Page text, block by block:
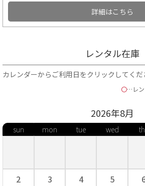
■袖丈…袖の上端から下端までの長さ。
■袴丈…袴の前側の紐下からの長さ。
ご自身の袴丈を知る方法
詳細はこちら
レンタル在庫
カレンダーからご利用日をクリックしてくだ
〇…レン
2026年8月
sun mon tue wed
2 3 4 5